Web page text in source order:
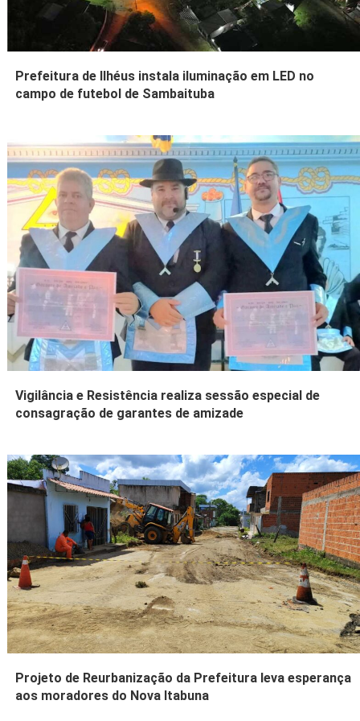
Prefeitura de Ilhéus instala iluminação em LED no
campo de futebol de Sambaituba
Vigilância e Resistência realiza sessão especial de
consagração de garantes de amizade
Projeto de Reurbanização da Prefeitura leva esperança
aos moradores do Nova Itabuna